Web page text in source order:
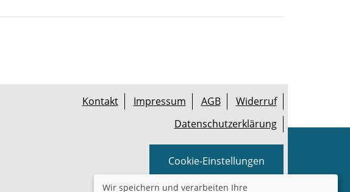
Kontakt Impressum AGB
Widerruf
Datenschutzerklärung
Cookie-Einstellungen
Wir speichern und verarbeiten Ihre